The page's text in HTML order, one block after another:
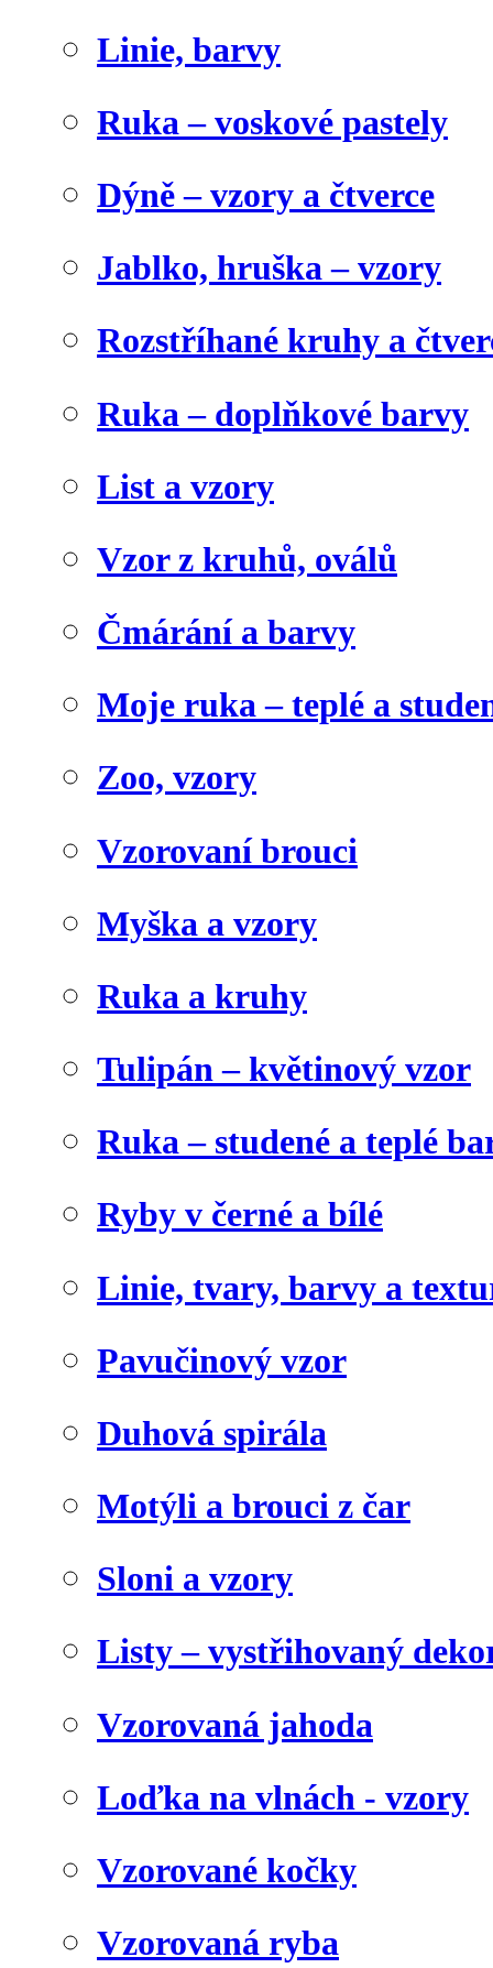
Linie, barvy
Ruka – voskové pastely
Dýně – vzory a čtverce
Jablko, hruška – vzory
Rozstříhané kruhy a
Ruka – doplňkové barvy
List a vzory
Vzor z kruhů, oválů
Čmárání a barvy
Moje ruka – teplé a
Zoo, vzory
Vzorovaní brouci
Myška a vzory
Ruka a kruhy
Tulipán – květinový vzor
Ruka – studené a teplé
Ryby v černé a bílé
Linie, tvary, barvy a
Pavučinový vzor
Duhová spirála
Motýli a brouci z čar
Sloni a vzory
Listy – vystřihovaný
Vzorovaná jahoda
Loďka na vlnách - vzory
Vzorované kočky
Vzorovaná ryba